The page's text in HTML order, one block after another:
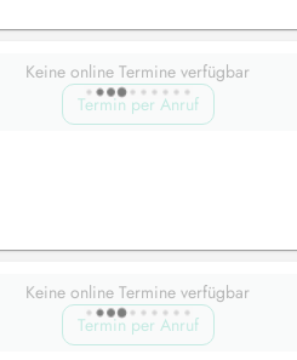
Keine online Termine verfügbar
Termin per Anruf
Keine online Termine verfügbar
Termin per Anruf